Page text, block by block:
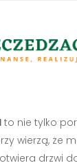
to nie tylko
wierzą, że
drzwi